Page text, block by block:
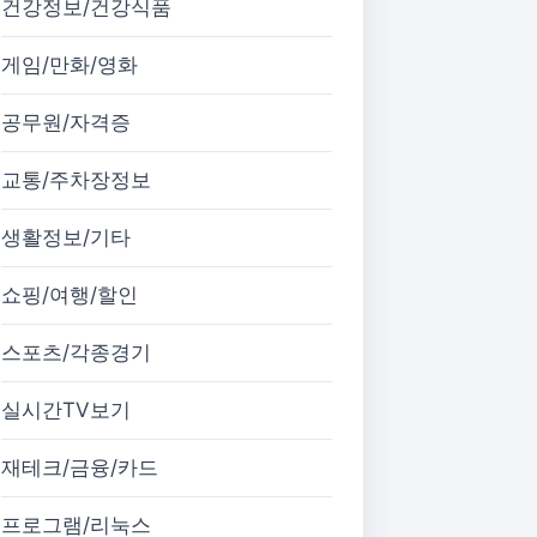
건강정보/건강식품
게임/만화/영화
공무원/자격증
교통/주차장정보
생활정보/기타
쇼핑/여행/할인
스포츠/각종경기
실시간TV보기
재테크/금융/카드
프로그램/리눅스